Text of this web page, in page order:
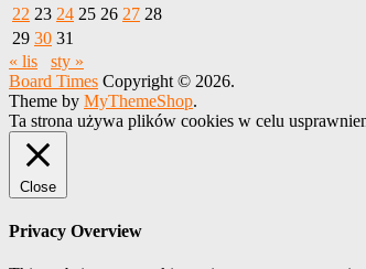
22 23 24 25 26 27 28
29 30 31
« lis
sty »
Board Times Copyright © 2026.
Theme by MyThemeShop.
Ta strona używa plików cookies w celu
Close
Privacy Overview